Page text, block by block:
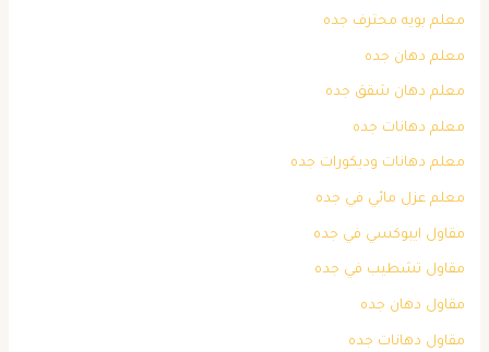
معلم بويه محترف جده
معلم دهان جده
معلم دهان شقق جده
معلم دهانات جده
معلم دهانات وديكورات جده
معلم عزل مائي في جده
مقاول ايبوكسي في جده
مقاول تشطيب في جده
مقاول دهان جده
مقاول دهانات جده